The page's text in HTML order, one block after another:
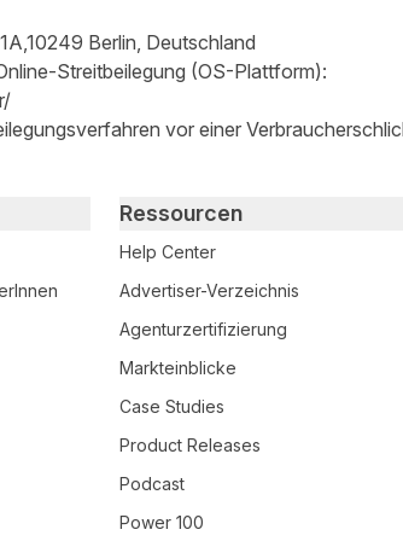
Berlin, Deutschland
Streitbeilegung (OS-Plattform):
vor einer
Ressourcen
Help Center
Advertiser-Verzeichnis
Agenturzertifizierung
Markteinblicke
Case Studies
Product Releases
Podcast
Power 100